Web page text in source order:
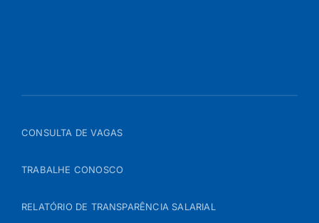
CONSULTA DE VAGAS
TRABALHE CONOSCO
RELATÓRIO DE TRANSPARÊNCIA SALARIAL